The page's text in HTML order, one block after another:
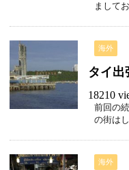
まして
海外
タイ
18210
前回の
の街は
海外